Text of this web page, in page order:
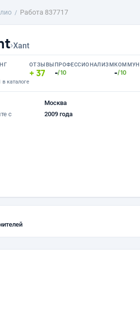
Работа 837717
›Xant
каталоге
ОТЗЫВЫ
37
ПРОФЕССИОНАЛИЗМ
-/10 -/10
Москва
с
2009 года